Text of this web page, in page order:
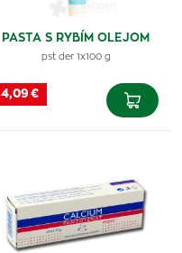
PASTA S RYBÍM OLEJOM
pst der 1x100 g
4,09 €